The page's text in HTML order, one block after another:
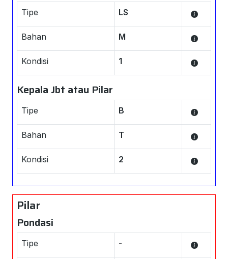
Tipe LS
Bahan M
Kondisi 1
Kepala Jbt atau Pilar
Tipe B
Bahan T
Kondisi 2
Pilar
Pondasi
Tipe -